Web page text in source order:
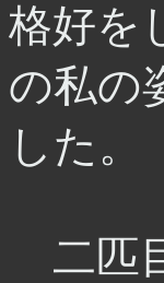
格好を
の私の
した。
二匹